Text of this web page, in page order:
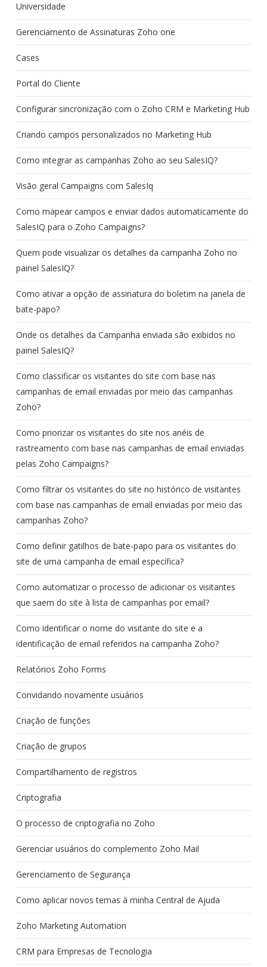
Universidade
Gerenciamento de Assinaturas Zoho one
Cases
Portal do Cliente
Configurar sincronização com o Zoho CRM e Marketing Hub
Criando campos personalizados no Marketing Hub
Como integrar as campanhas Zoho ao seu SalesIQ?
Visão geral Campaigns com SalesIq
Como mapear campos e enviar dados automaticamente do
SalesIQ para o Zoho Campaigns?
Quem pode visualizar os detalhes da campanha Zoho no
painel SalesIQ?
Como ativar a opção de assinatura do boletim na janela de
bate-papo?
Onde os detalhes da Campanha enviada são exibidos no
painel SalesIQ?
Como classificar os visitantes do site com base nas
campanhas de email enviadas por meio das campanhas
Zoho?
Como priorizar os visitantes do site nos anéis de
rastreamento com base nas campanhas de email enviadas
pelas Zoho Campaigns?
Como filtrar os visitantes do site no histórico de visitantes
com base nas campanhas de email enviadas por meio das
campanhas Zoho?
Como definir gatilhos de bate-papo para os visitantes do
site de uma campanha de email específica?
Como automatizar o processo de adicionar os visitantes
que saem do site à lista de campanhas por email?
Como identificar o nome do visitante do site e a
identificação de email referidos na campanha Zoho?
Relatórios Zoho Forms
Convidando novamente usuários
Criação de funções
Criação de grupos
Compartilhamento de registros
Criptografia
O processo de criptografia no Zoho
Gerenciar usuários do complemento Zoho Mail
Gerenciamento de Segurança
Como aplicar novos temas à minha Central de Ajuda
Zoho Marketing Automation
CRM para Empresas de Tecnologia